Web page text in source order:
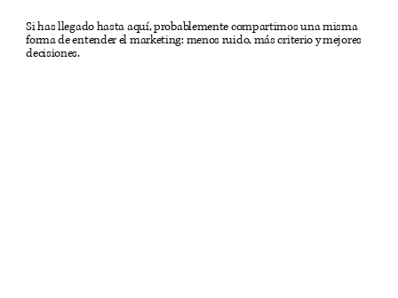
Si has llegado hasta aquí, probablemente compartimos una misma
forma de entender el marketing: menos ruido, más criterio y mejores
decisiones.